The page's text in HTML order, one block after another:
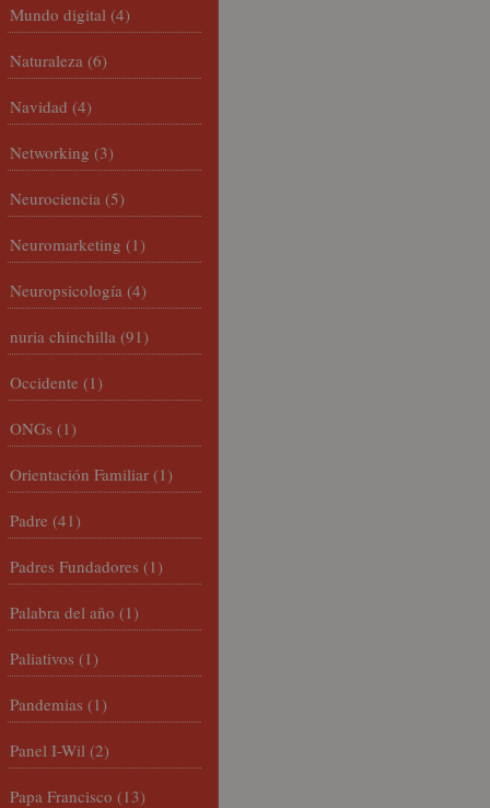
Mundo digital (4)
Naturaleza (6)
Navidad (4)
Networking (3)
Neurociencia (5)
Neuromarketing (1)
Neuropsicología (4)
nuria chinchilla (91)
Occidente (1)
ONGs (1)
Orientación Familiar (1)
Padre (41)
Padres Fundadores (1)
Palabra del año (1)
Paliativos (1)
Pandemias (1)
Panel I-Wil (2)
Papa Francisco (13)